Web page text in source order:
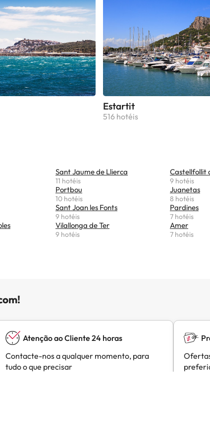
Estartit
516 hotéis
Sant Jaume de Llierca
11 hotéis
Portbou
10 hotéis
Sant Joan les Fonts
9 hotéis
Vilallonga de Ter
9 hotéis
Castellfollit
9 hotéis
Juanetas
8 hotéis
Pardines
7 hotéis
Amer
7 hotéis
Atenção ao Cliente 24 horas
Contacte-nos a qualquer momento, para
tudo o que precisar